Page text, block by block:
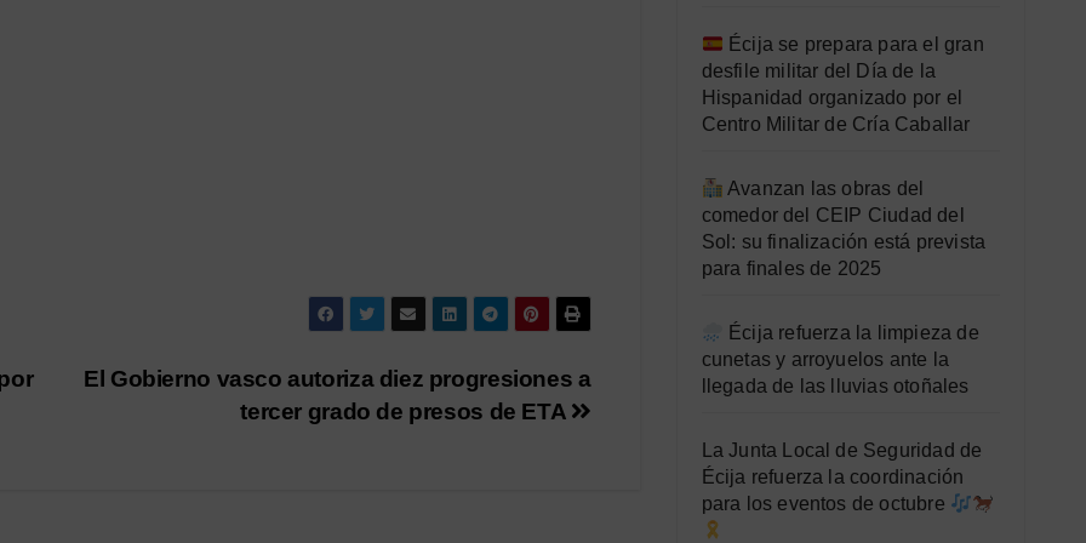
El Gobierno vasco autoriza diez progresiones a
tercer grado de presos de ETA
Écija se prepara para el gran
desfile militar del Día de la
Hispanidad organizado por el
Centro Militar de Cría Caballar
Avanzan las obras del
comedor del CEIP Ciudad del
Sol: su finalización está prevista
para finales de 2025
Écija refuerza la limpieza de
cunetas y arroyuelos ante la
llegada de las lluvias otoñales
La Junta Local de Seguridad de
Écija refuerza la coordinación
para los eventos de octubre